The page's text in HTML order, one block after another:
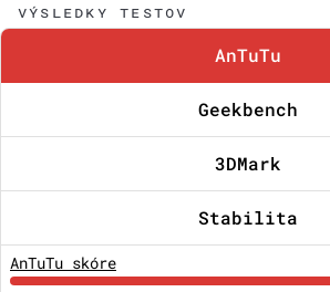
VÝSLEDKY TESTOV
AnTuTu
Geekbench
3DMark
Stabilita
AnTuTu skóre